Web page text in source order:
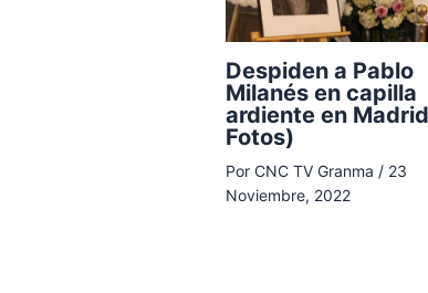
Despiden a Pablo
Milanés en capilla
ardiente en
Fotos)
Por CNC TV Granma / 23
Noviembre, 2022